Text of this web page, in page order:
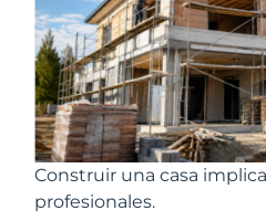
Construir una casa
profesionales.